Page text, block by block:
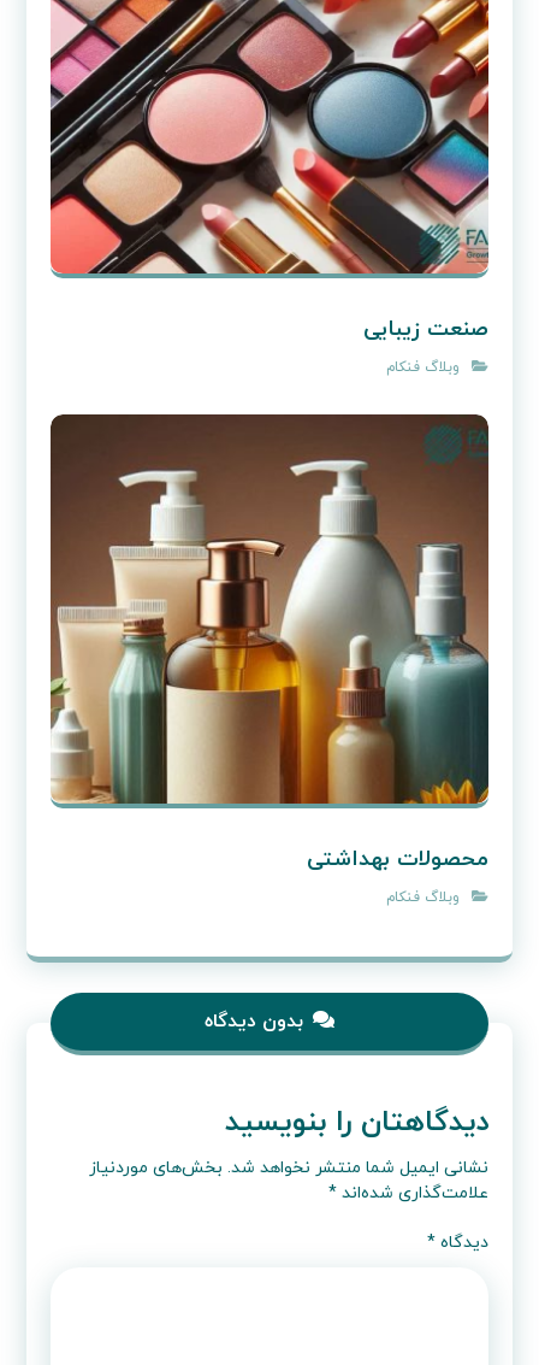
صنعت زیبایی
وبلاگ فنکام
محصولات بهداشتی
وبلاگ فنکام
بدون دیدگاه
دیدگاهتان را بنویسید
نشانی ایمیل شما منتشر نخواهد شد. بخش‌های موردنیاز
علامت‌گذاری شده‌اند*
دیدگاه*